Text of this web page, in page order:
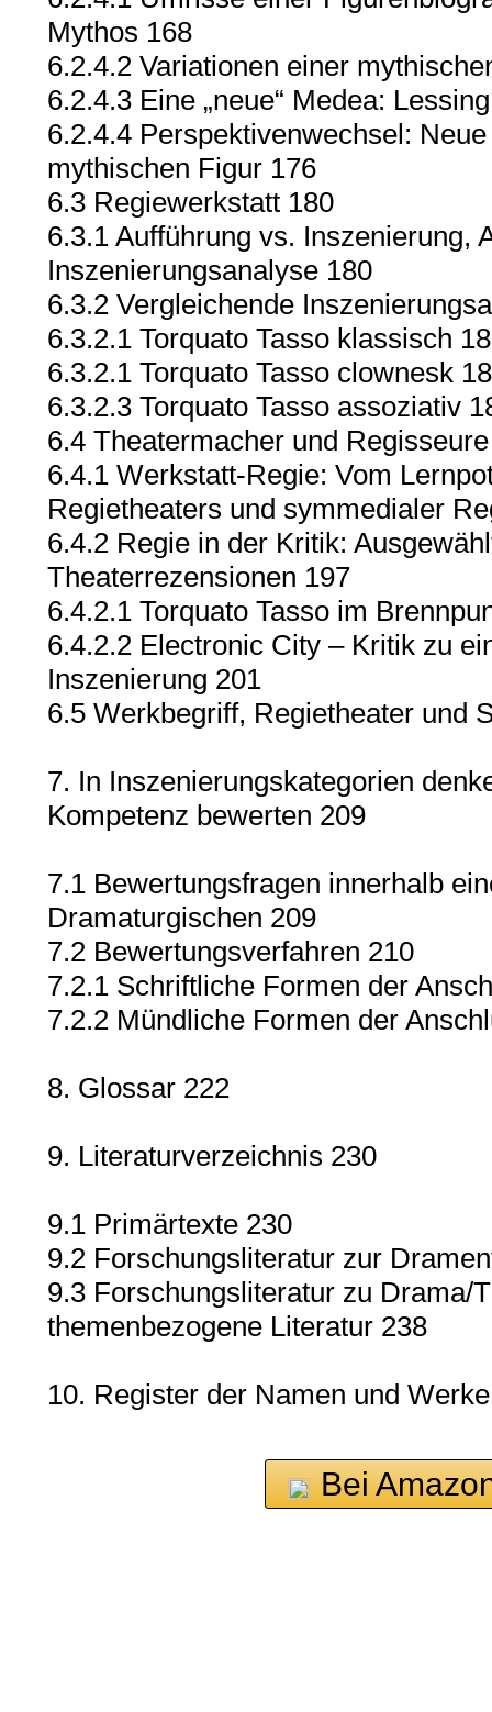
Mythos 168
6.2.4.2 Variationen einer
6.2.4.3 Eine „neue“ Medea:
6.2.4.4 Perspektivenwechsel:
mythischen Figur 176
6.3 Regiewerkstatt 180
6.3.1 Aufführung vs. Inszenierung,
Inszenierungsanalyse 180
6.3.2 Vergleichende
6.3.2.1 Torquato Tasso klassisch
6.3.2.1 Torquato Tasso clownesk
6.3.2.3 Torquato Tasso assoziativ
6.4 Theatermacher und
6.4.1 Werkstatt-Regie: Vom
Regietheaters und symmedialer
6.4.2 Regie in der Kritik:
Theaterrezensionen 197
6.4.2.1 Torquato Tasso im
6.4.2.2 Electronic City – Kritik zu
Inszenierung 201
6.5 Werkbegriff, Regietheater und
7. In Inszenierungskategorien
Kompetenz bewerten 209
7.1 Bewertungsfragen innerhalb
Dramaturgischen 209
7.2 Bewertungsverfahren 210
7.2.1 Schriftliche Formen der
7.2.2 Mündliche Formen der
8. Glossar 222
9. Literaturverzeichnis 230
9.1 Primärtexte 230
9.2 Forschungsliteratur zur
9.3 Forschungsliteratur zu Drama/
themenbezogene Literatur 238
10. Register der Namen und
Bei